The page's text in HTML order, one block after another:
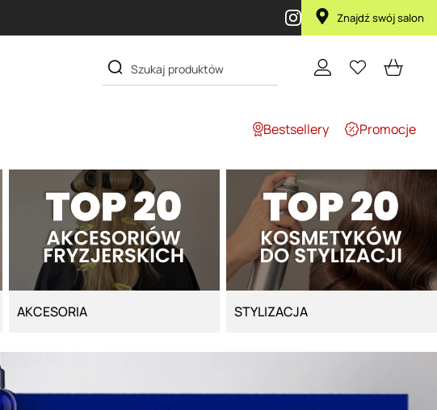
Przy zakupie produktu Artego Maska Lola za 1 żłZnajdź swój salon
Bestsellery Promocje
AKCESORIA STYLIZACJA